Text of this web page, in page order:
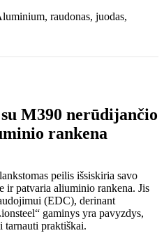
M390 nerūdijančio
rankena
peilis išsiskiria savo
ir patvaria aliuminio rankena. Jis
(EDC), derinant
gaminys yra pavyzdys,
tarnauti praktiškai.